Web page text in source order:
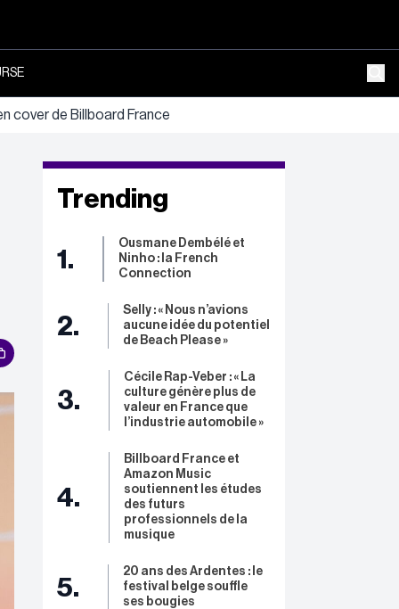
cover de Billboard France
Trending
1.
Ousmane Dembélé et
Ninho : la French
Connection
2.
Selly : « Nous n’avions
aucune idée du potentiel
de Beach Please »
3.
Cécile Rap-Veber : « La
culture génère plus de
valeur en France que
l’industrie automobile »
4.
Billboard France et
Amazon Music
soutiennent les études
des futurs
professionnels de la
musique
5.
20 ans des Ardentes : le
festival belge souffle
ses bougies